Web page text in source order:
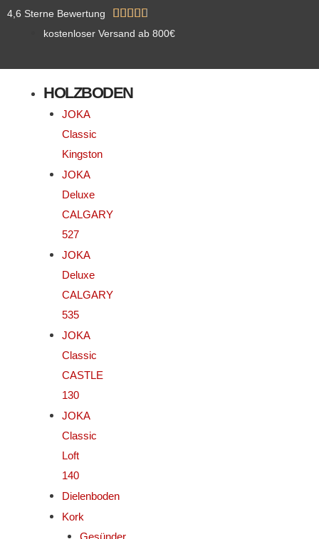
Zum
4,6 Sterne Bewertung 
mit
von
kostenloser Versand ab 800€
HOLZBODEN
JOKA
Classic
Kingston
JOKA
Deluxe
CALGARY
527
JOKA
Deluxe
CALGARY
535
JOKA
Classic
CASTLE
130
JOKA
Classic
Loft
140
Dielenboden
Kork
Gesünder